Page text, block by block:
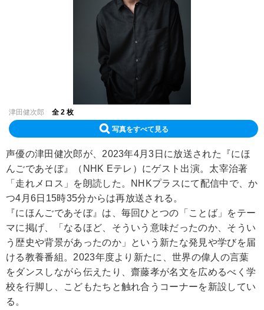
津田健次郎 全 2 枚
写真をすべて見る
声優の津田健次郎が、2023年4月3日に放送された『にほ
んごであそぼ』（NHK Eテレ）にゲスト出演。太宰治著
「走れメロス」を朗読した。NHKプラスにて配信中で、か
つ4月6日15時35分からは再放送される。
『にほんごであそぼ』は、毎回ひとつの「ことば」をテー
マに掲げ、「なるほど、そういう意味だったのか、そうい
う歴史や背景があったのか」という新たな発見や学びを届
ける教養番組。2023年度より新たに、世界の偉人の言葉
をダンスしながら伝えたり、齋藤孝が名文を広めるべく学
校を行脚し、こどもたちと触れ合うコーナーを新設してい
る。